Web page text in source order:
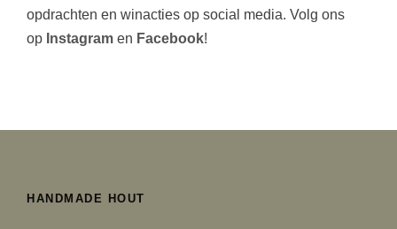
opdrachten en winacties op social media. Volg ons
op Instagram en Facebook!
HANDMADE HOUT